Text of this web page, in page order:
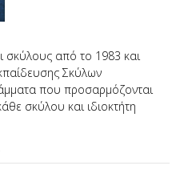
σκύλους από το 1983 και
Σκύλων
που προσαρμόζονται
σκύλου και ιδιοκτήτη